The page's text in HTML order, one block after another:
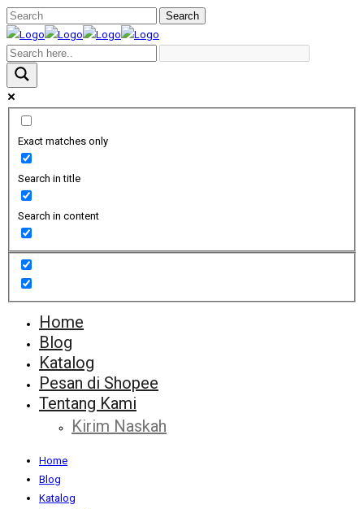
Exact matches only
Search in title
Search in content
Home
Blog
Katalog
Pesan di Shopee
Tentang Kami
Kirim Naskah
Home
Blog
Katalog